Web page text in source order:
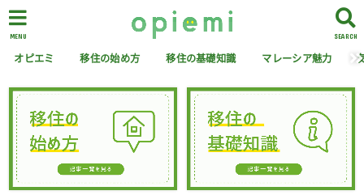
SEARCH
MENU
オピエミ 移住の始め方 移住の基礎知識 マレーシア魅力